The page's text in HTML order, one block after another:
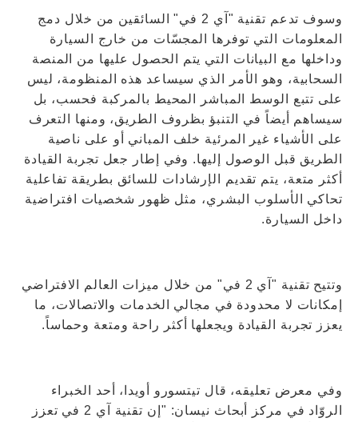
وسوف تدعم تقنية "آي 2 في" السائقين من خلال دمج
المعلومات التي توفرها المجسّات من خارج السيارة
وداخلها مع البيانات التي يتم الحصول عليها من المنصة
السحابية، وهو الأمر الذي سيساعد هذه المنظومة، ليس
على تتبع الوسط المباشر المحيط بالمركبة فحسب، بل
سيساهم أيضاً في التنبؤ بظروف الطريق، ومنها التعرف
على الأشياء غير المرئية خلف المباني أو على ناصية
الطريق قبل الوصول إليها. وفي إطار جعل تجربة القيادة
أكثر متعة، يتم تقديم الإرشادات للسائق بطريقة تفاعلية
تحاكي الأسلوب البشري، مثل ظهور شخصيات افتراضية
داخل السيارة.
وتتيح تقنية "آي 2 في" من خلال ميزات العالم الافتراضي
إمكانات لا محدودة في مجالي الخدمات والاتصالات، ما
يعزز تجربة القيادة ويجعلها أكثر راحة ومتعة وحماساً.
وفي معرض تعليقه، قال تيتسورو أويدا، أحد الخبراء
الروّاد في مركز أبحاث نيسان: "إن تقنية آي 2 في تعزز